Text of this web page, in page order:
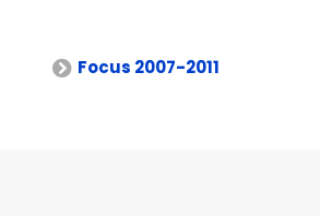
Focus 2007-2011